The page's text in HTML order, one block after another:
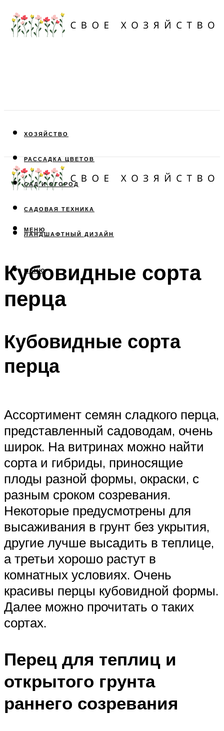
ХОЗЯЙСТВО
РАССАДКА ЦВЕТОВ
САД И ОГОРОД
САДОВАЯ ТЕХНИКА
ЛАНДШАФТНЫЙ ДИЗАЙН
МЕНЮ
МЕНЮ
Кубовидные сорта
перца
Кубовидные сорта
перца
Ассортимент семян сладкого перца,
представленный садоводам, очень
широк. На витринах можно найти
сорта и гибриды, приносящие
плоды разной формы, окраски, с
разным сроком созревания.
Некоторые предусмотрены для
высаживания в грунт без укрытия,
другие лучше высадить в теплице,
а третьи хорошо растут в
комнатных условиях. Очень
красивы перцы кубовидной формы.
Далее можно прочитать о таких
сортах.
Перец для теплиц и
открытого грунта
раннего созревания